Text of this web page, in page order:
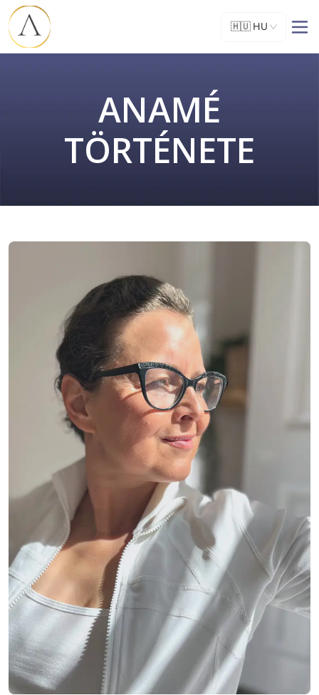
🇭🇺 HU
ANAMÉ
TÖRTÉNETE